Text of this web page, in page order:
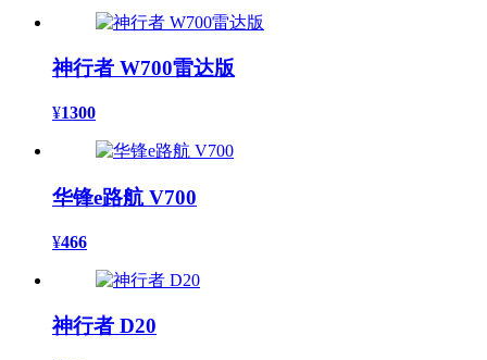
神行者 W700雷达版
¥1300
华锋e路航 V700
¥466
神行者 D20